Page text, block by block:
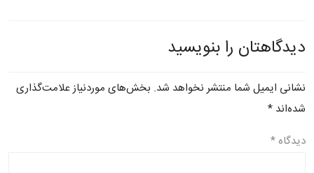
دیدگاهتان را بنویسید
نشانی ایمیل شما منتشر نخواهد شد. بخش‌های موردنیاز علامت‌گذاری
شده‌اند *
دیدگاه *